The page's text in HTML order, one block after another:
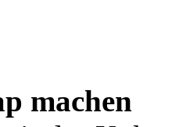
machen